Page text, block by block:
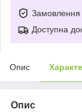
Замовлення
Доступна
Опис
Опис